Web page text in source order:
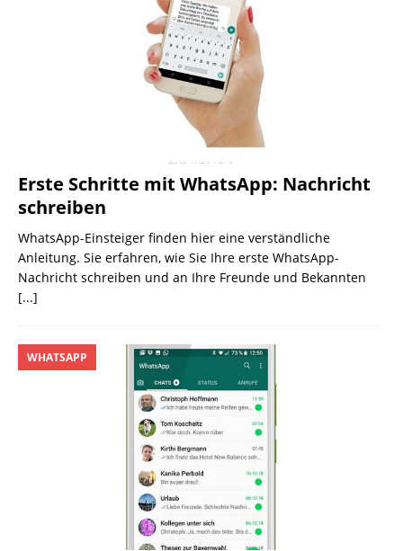
Erste Schritte mit WhatsApp: Nachricht
schreiben
WhatsApp-Einsteiger finden hier eine verständliche
Anleitung. Sie erfahren, wie Sie Ihre erste WhatsApp-
Nachricht schreiben und an Ihre Freunde und Bekannten
[...]
WHATSAPP